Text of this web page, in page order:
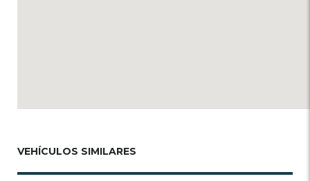
VEHÍCULOS SIMILARES